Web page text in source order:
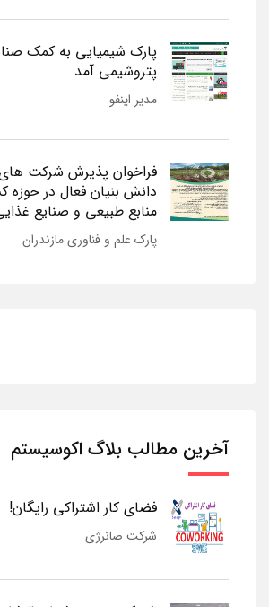
پارک شیمیایی به کمک
پتروشیمی آمد
مدیر اینفو
فراخوان پذیرش شرکت های
دانش بنیان فعال در حوزه
منابع طبیعی و صنایع
پارک علم و فناوری مازندران
آخرین مطالب بلاگ اکوسیستم
فضای کار اشتراکی رایگان!
شرکت صانرژی